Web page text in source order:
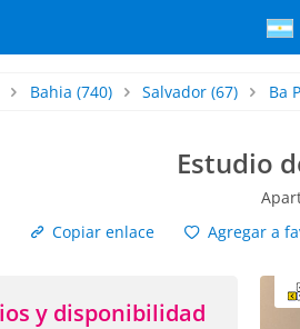
Bahia (740) Salvador (67) Ba
Estudio
Copiar enlace
Agregar a
y disponibilidad